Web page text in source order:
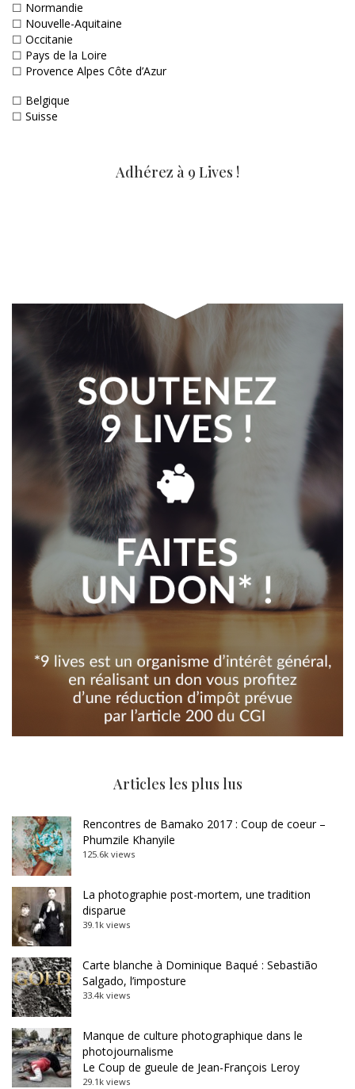
☐ Normandie
☐ Nouvelle-Aquitaine
☐ Occitanie
☐ Pays de la Loire
☐ Provence Alpes Côte d’Azur
☐ Belgique
☐ Suisse
Adhérez à 9 Lives !
Articles les plus lus
Rencontres de Bamako 2017 : Coup de coeur –
Phumzile Khanyile
125.6k views
La photographie post-mortem, une tradition
disparue
39.1k views
Carte blanche à Dominique Baqué : Sebastião
Salgado, l’imposture
33.4k views
Manque de culture photographique dans le
photojournalisme
Le Coup de gueule de Jean-François Leroy
29.1k views